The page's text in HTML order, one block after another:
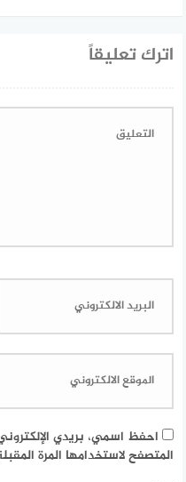
اترك تعليقاً
احفظ اسمي، بريدي
المتصفح لاستخدامها المرة